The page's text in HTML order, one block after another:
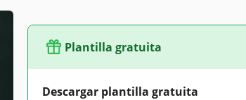
Plantilla gratuita
Descargar plantilla gratuita